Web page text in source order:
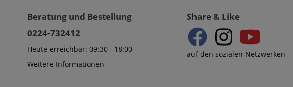
Beratung und Bestellung
0224-732412
Heute erreichbar: 09:30 - 18:00
Weitere Informationen
Share & Like
auf den sozialen Netzwerken